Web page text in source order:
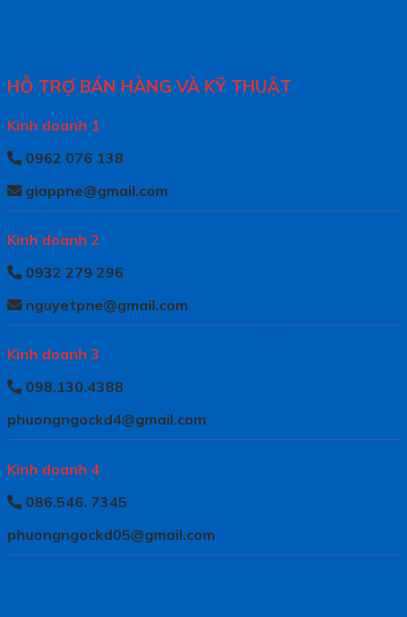
HỖ TRỢ BÁN HÀNG VÀ KỸ THUẬT
Kinh doanh 1
0962 076 138
giappne@gmail.com
Kinh doanh 2
0932 279 296
nguyetpne@gmail.com
Kinh doanh 3
098.130.4388
phuongngockd4@gmail.com
Kinh doanh 4
086.546. 7345
phuongngockd05@gmail.com